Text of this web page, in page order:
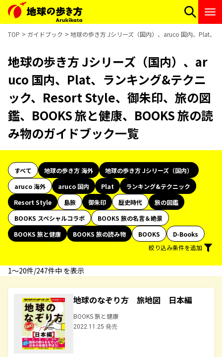
TOP ガイドブック 地球の歩き方 Jシリーズ（国内）、aruco 国内、Plat、
地球の歩き方 Jシリーズ（国内）、ar
uco 国内、Plat、ランキング&テクニ
ック、Resort Style、御朱印、旅の図
鑑、BOOKS 旅と健康、BOOKS 旅の読
み物のガイドブック一覧
すべて 地球の歩き方 海外
地球の歩き方 Jシリーズ（国内）
aruco 海外
aruco 国内 Plat
ランキング&テクニック
Resort Style
島旅 御朱印 歴史時代
旅の図鑑
BOOKS スペシャルコラボ
BOOKS 旅の名言＆絶景
BOOKS 旅と健康
BOOKS 旅の読み物 BOOKS
D-Books
絞り込み条件を追加
1〜20件/247件中 を表示
地球のなぞり方 旅地図 日本編
BOOKS 旅と健康
2022.11.25 発売